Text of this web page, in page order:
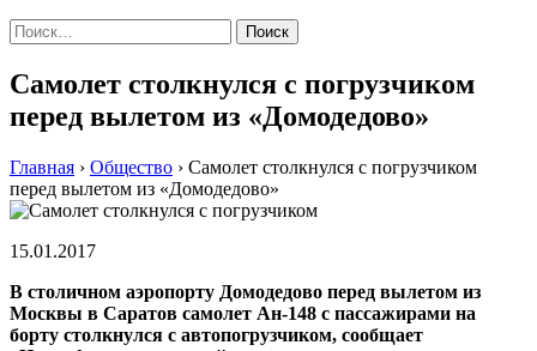
Найти:
Самолет столкнулся с погрузчиком
перед вылетом из «Домодедово»
Главная › Общество › Самолет столкнулся с погрузчиком
перед вылетом из «Домодедово»
15.01.2017
В столичном аэропорту Домодедово перед вылетом из
Москвы в Саратов самолет Ан-148 с пассажирами на
борту столкнулся с автопогрузчиком, сообщает